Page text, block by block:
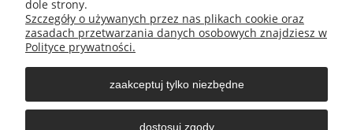
Informacje
Blog
dole strony.
Szczegóły o używanych przez nas plikach cookie oraz
zasadach przetwarzania danych osobowych znajdziesz w
Polityce prywatności.
zaakceptuj tylko niezbędne
dostosuj zgody